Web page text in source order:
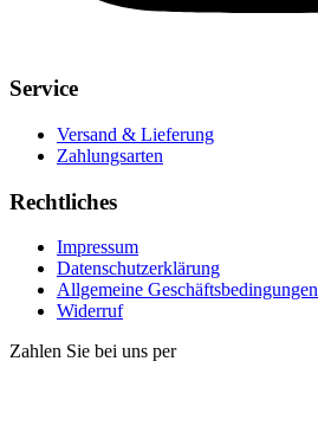
Service
Versand & Lieferung
Zahlungsarten
Rechtliches
Impressum
Datenschutzerklärung
Allgemeine Geschäftsbedingungen
Widerruf
Zahlen Sie bei uns per